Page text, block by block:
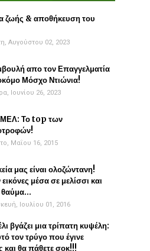
ζωής & αποθήκευση του
Αυγούστου 02, 2023
απο τον Επαγγελματία
Μόσχο Ντιώνια!
Ιουνίου 26, 2023
Το top των
Μαΐου 16, 2015
μας είναι ολοζώντανη!
μέσα σε μελίσσι και
θαύμα...
Ιουλίου 01, 2016
βγάζει μια τρίπατη κυψέλη:
τον τρύγο που έγινε
και θα πάθετε σοκ!!!